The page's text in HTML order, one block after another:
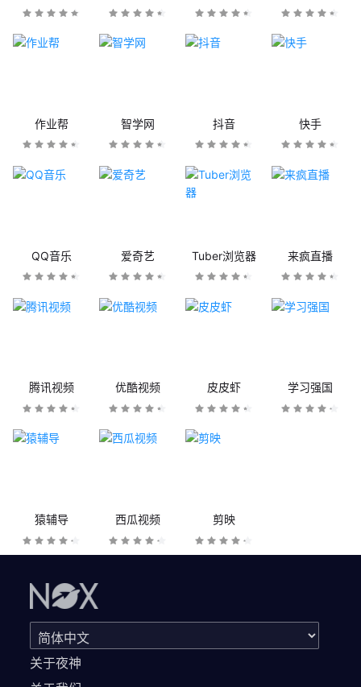
作业帮 智学网 抖音 快手
QQ音乐 爱奇艺 Tuber浏览器 来疯直播
腾讯视频 优酷视频 皮皮虾 学习强国
猿辅导 西瓜视频 剪映
关于夜神